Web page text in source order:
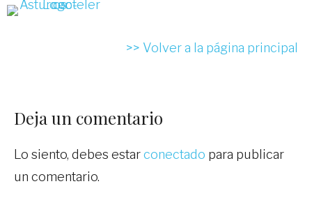
>> Volver a la página principal
Deja un comentario
Lo siento, debes estarconectado para publicar
un comentario.
NOTICIAS
Ampliamos espacio para acoger